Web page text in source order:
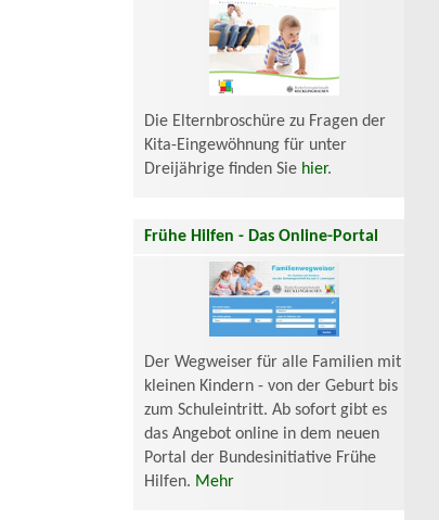
Die Elternbroschüre zu Fragen der
Kita-Eingewöhnung für unter
Dreijährige finden Sie hier.
Frühe Hilfen - Das Online-Portal
Der Wegweiser für alle Familien mit
kleinen Kindern - von der Geburt bis
zum Schuleintritt. Ab sofort gibt es
das Angebot online in dem neuen
Portal der Bundesinitiative Frühe
Hilfen. Mehr